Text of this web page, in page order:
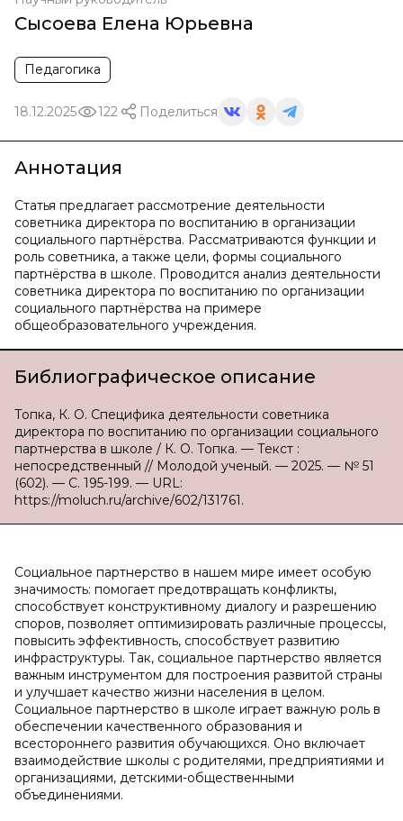
Сысоева Елена Юрьевна
Педагогика
18.12.2025 122 Поделиться
Аннотация
Статья предлагает рассмотрение деятельности
советника директора по воспитанию в организации
социального партнёрства. Рассматриваются функции и
роль советника, а также цели, формы социального
партнёрства в школе. Проводится анализ деятельности
советника директора по воспитанию по организации
социального партнёрства на примере
общеобразовательного учреждения.
Библиографическое описание
Топка, К. О. Специфика деятельности советника
директора по воспитанию по организации социального
партнерства в школе / К. О. Топка. — Текст :
непосредственный // Молодой ученый. — 2025. — № 51
(602). — С. 195-199. — URL:
https://moluch.ru/archive/602/131761.
Социальное партнерство в нашем мире имеет особую
значимость: помогает предотвращать конфликты,
способствует конструктивному диалогу и разрешению
споров, позволяет оптимизировать различные процессы,
повысить эффективность, способствует развитию
инфраструктуры. Так, социальное партнерство является
важным инструментом для построения развитой страны
и улучшает качество жизни населения в целом.
Социальное партнерство в школе играет важную роль в
обеспечении качественного образования и
всестороннего развития обучающихся. Оно включает
взаимодействие школы с родителями, предприятиями и
организациями, детскими-общественными
объединениями.